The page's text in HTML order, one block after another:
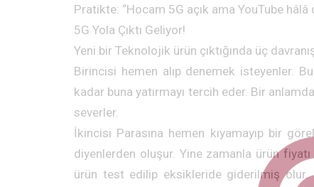
Pratikte: “Hocam 5G açık ama YouTube
5G Yola Çıktı Geliyor!
Yeni bir Teknolojik ürün çıktığında üç
Birincisi hemen alıp denemek isteyenler.
kadar buna yatırmayı tercih eder. Bir
severler.
İkincisi Parasına hemen kıyamayıp bir
diyenlerden oluşur. Yine zamanla ürün
ürün test edilip eksikleride giderilmiş olur.